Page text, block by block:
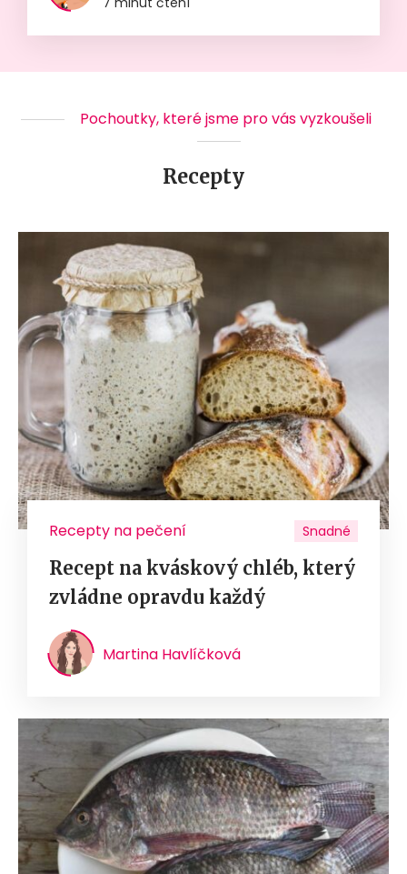
Pochoutky, které jsme pro vás vyzkoušeli
Recepty
Recepty na pečení Snadné
Recept na kváskový chléb, který
zvládne opravdu každý
Martina Havlíčková